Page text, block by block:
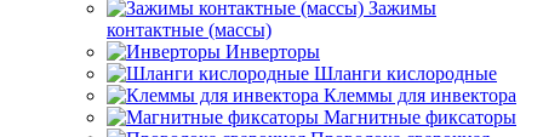
Зажимы
контактные (массы)
Инверторы
Шланги кислородные
Клеммы для инвектора
Магнитные фиксаторы